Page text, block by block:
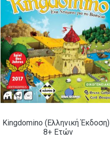
Kingdomino (Ελληνική Έκδοση) |
8+ Ετών